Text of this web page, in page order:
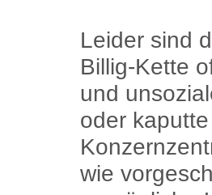
Leider sind
Billig-Kette
und
oder
wie